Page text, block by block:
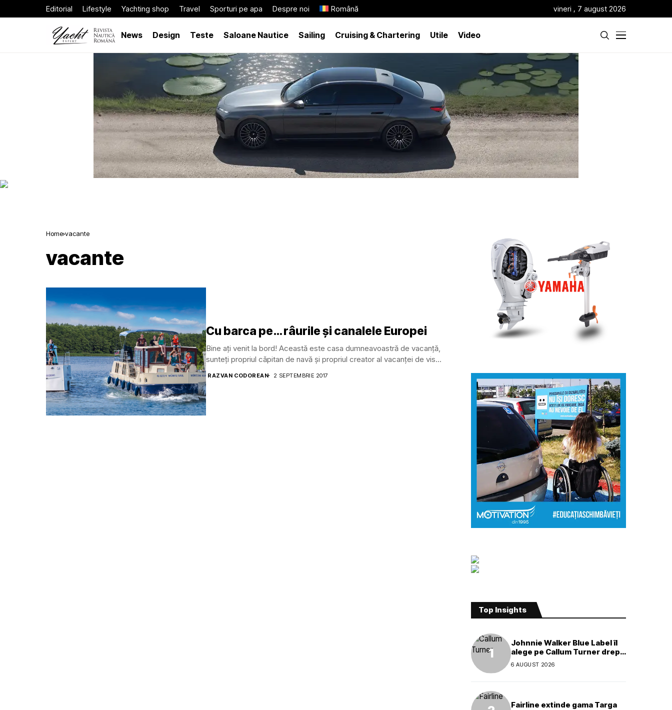
Editorial Lifestyle Yachting shop Travel Sporturi pe apa Despre noi Română vineri , 7 august 2026
News Design Teste Saloane Nautice Sailing Cruising & Chartering Utile Video
Home vacante
vacante
Cu barca pe… râurile și canalele Europei
Bine ați venit la bord! Această este casa dumneavoastră de vacanță,
sunteți propriul căpitan de navă și propriul creator al vacanței de vis...
RAZVAN CODOREAN 2 SEPTEMBRIE 2017
Top Insights
Johnnie Walker Blue Label îl
alege pe Callum Turner drept
noul ambasador global al
mărcii
6 AUGUST 2026
Fairline extinde gama Targa